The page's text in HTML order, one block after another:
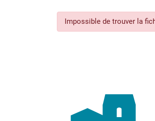
Impossible de trouver la